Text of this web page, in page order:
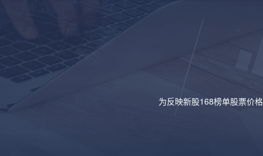
为反映新股168榜单股票价